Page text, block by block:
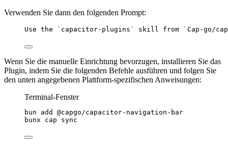
Verwenden Sie dann den folgenden Prompt:
Use the `capacitor-plugins` skill from `Cap-go/
Wenn Sie die manuelle Einrichtung bevorzugen, installieren Sie das
Plugin, indem Sie die folgenden Befehle ausführen und folgen Sie
den unten angegebenen Plattform-spezifischen Anweisungen:
Terminal-Fenster
bun add
@capgo/capacitor-navigation-bar
bunx
cap sync